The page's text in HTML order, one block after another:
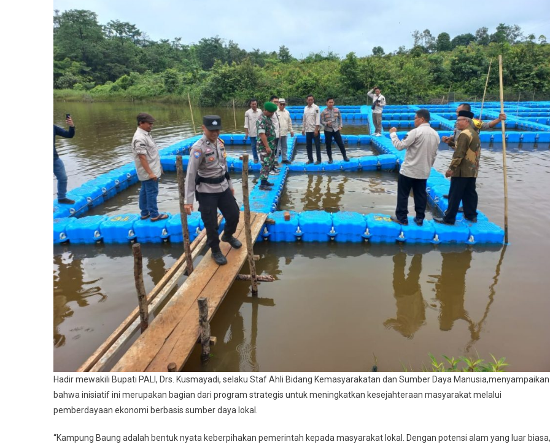
Hadir mewakili Bupati PALI, Drs. Kusmayadi, selaku Staf Ahli Bidang Kemasyarakatan dan Sumber Daya Manusia,menyampaikan
bahwa inisiatif ini merupakan bagian dari program strategis untuk meningkatkan kesejahteraan masyarakat melalui
pemberdayaan ekonomi berbasis sumber daya lokal.
“Kampung Baung adalah bentuk nyata keberpihakan pemerintah kepada masyarakat lokal. Dengan potensi alam yang luar biasa,